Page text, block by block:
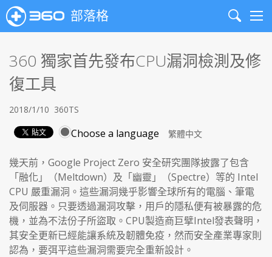
部落格
Search
360 獨家首先發布CPU漏洞檢測及修
復工具
2018/1/10 360TS
Choose a language
幾天前，Google Project Zero 安全研究團隊披露了包含
「融化」（Meltdown）及「幽靈」（Spectre）等的 Intel
CPU 嚴重漏洞。這些漏洞幾乎影響全球所有的電腦、筆電
及伺服器。只要透過漏洞攻擊，用戶的隱私便有被暴露的危
機，並為不法份子所盜取。CPU製造商巨擘Intel發表聲明，
其安全更新已經能讓系統及韌體免疫，然而安全產業專家則
認為，要弭平這些漏洞需要完全重新設計。